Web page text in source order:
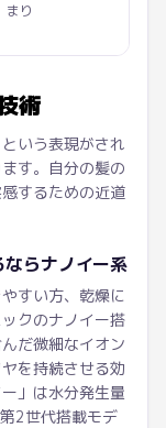
まり
術
いう表現がされ
す。自分の髪の
するための近道
らナノイー系
すい方、乾燥に
クのナノイー搭
だ微細なイオン
を持続させる効
」は水分発生量
2世代搭載モデ